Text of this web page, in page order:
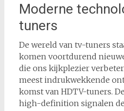
Moderne
tuners
De wereld van tv-tuners
komen voortdurend
die ons kijkplezier
meest indrukwekkende
komst van HDTV-tuners.
high-definition signalen